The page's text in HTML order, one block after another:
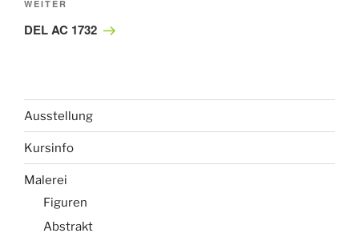
Nächster
Beitrag
WEITER
DEL AC 1732
Ausstellung
Kursinfo
Malerei
Figuren
Abstrakt